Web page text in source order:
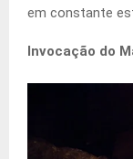
em constante
Invocação do